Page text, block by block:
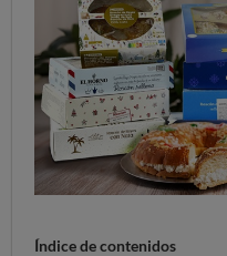
Índice de contenidos